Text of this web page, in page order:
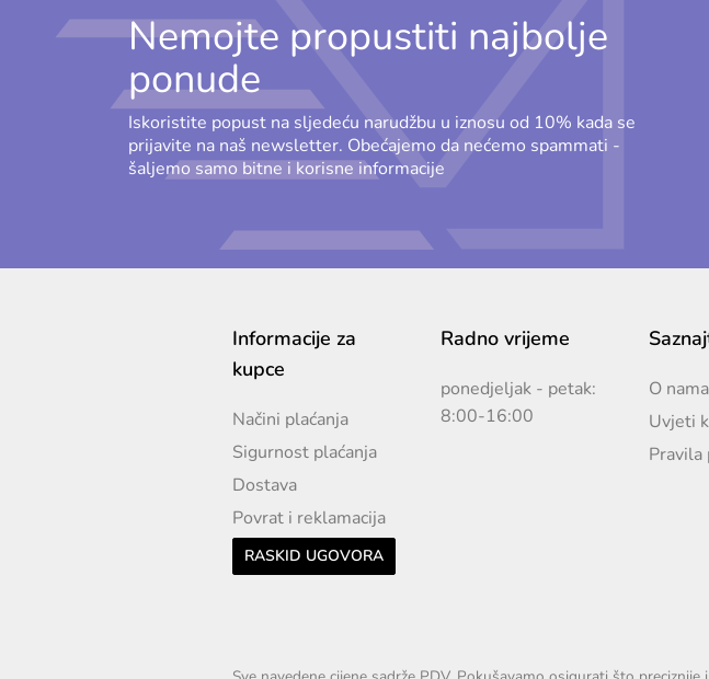
Nemojte propustiti najbolje
ponude
Iskoristite popust na sljedeću narudžbu u iznosu od 10% kada se
prijavite na naš newsletter. Obećajemo da nećemo spammati -
šaljemo samo bitne i korisne informacije
Informacije za
kupce
Načini plaćanja
Sigurnost plaćanja
Dostava
Povrat i reklamacija
RASKID UGOVORA
Radno vrijeme
ponedjeljak - petak:
8:00-16:00
O nama
Uvjeti